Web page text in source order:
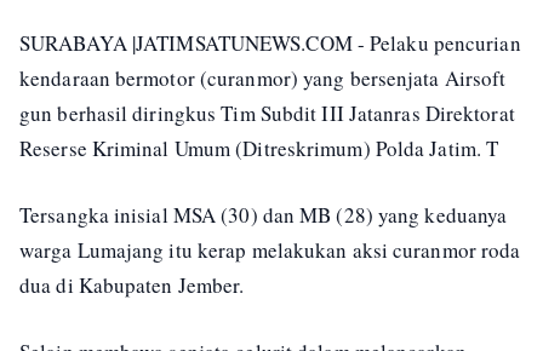
SURABAYA |JATIMSATUNEWS.COM - Pelaku pencurian
kendaraan bermotor (curanmor) yang bersenjata Airsoft
gun berhasil diringkus Tim Subdit III Jatanras Direktorat
Reserse Kriminal Umum (Ditreskrimum) Polda Jatim. T
Tersangka inisial MSA (30) dan MB (28) yang keduanya
warga Lumajang itu kerap melakukan aksi curanmor roda
dua di Kabupaten Jember.